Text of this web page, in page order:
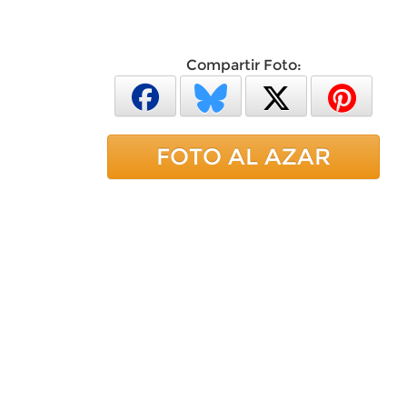
Compartir Foto:
FOTO AL AZAR